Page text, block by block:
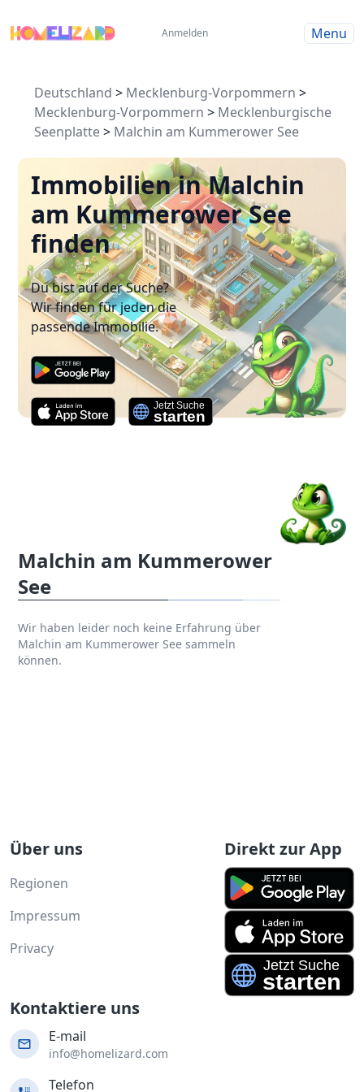
Anmelden Menu
Deutschland > Mecklenburg-Vorpommern >
Mecklenburg-Vorpommern > Mecklenburgische
Seenplatte> Malchin am Kummerower See
Immobilien in Malchin
am Kummerower See
finden
Du bist auf der Suche?
Wir finden für jeden die
passende Immobilie.
Malchin am Kummerower
See
Wir haben leider noch keine Erfahrung über
Malchin am Kummerower See sammeln
können.
Über uns
Regionen
Impressum
Privacy
Direkt zur App
Kontaktiere uns
E-mail
info@homelizard.com
Telefon